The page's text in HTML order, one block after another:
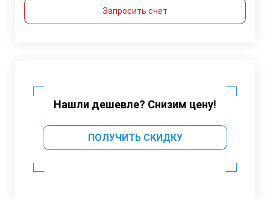
Запросить счет
Нашли дешевле? Снизим цену!
ПОЛУЧИТЬ СКИДКУ